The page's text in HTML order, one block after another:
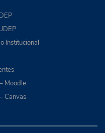
Institucional
Moodle
Canvas